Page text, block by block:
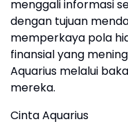
menggali informasi
dengan tujuan
memperkaya pola
finansial yang
Aquarius melalui
mereka.
Cinta Aquarius